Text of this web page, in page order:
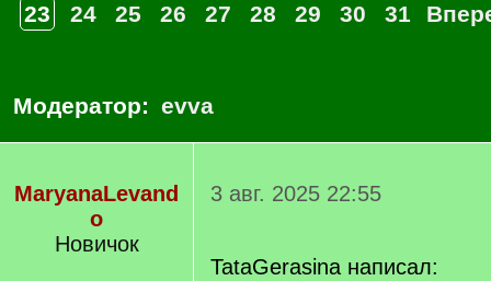
23
24 25 26 27 28 29 30 31
Модератор: evva
MaryanaLevand
o
Новичок
3 авг. 2025 22:55
TataGerasina написал: